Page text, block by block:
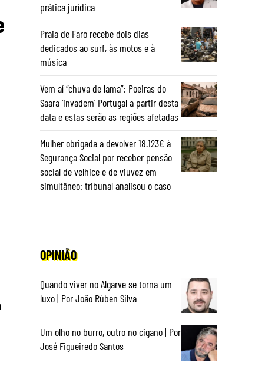
prática jurídica
Praia de Faro recebe dois dias
dedicados ao surf, às motos e à
música
Vem aí “chuva de lama”: Poeiras do
Saara ‘invadem’ Portugal a partir desta
data e estas serão as regiões afetadas
Mulher obrigada a devolver 18.123€ à
Segurança Social por receber pensão
social de velhice e de viuvez em
simultâneo: tribunal analisou o caso
OPINIÃO
Quando viver no Algarve se torna um
luxo | Por João Rúben Silva
Um olho no burro, outro no cigano | Por
José Figueiredo Santos